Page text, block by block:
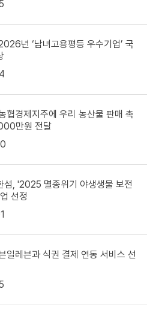
년 ‘남녀고용평등 우수기업’ 국
협경제지주에 우리 농산물 판매 촉
만원 전달
섬, '2025 멸종위기 야생생물 보전
선정
일레븐과 식권 결제 연동 서비스 선